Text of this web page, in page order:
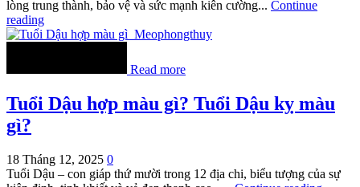
lòng trung thành, bảo vệ và sức mạnh kiên cường... Continue
reading
Read more
Tuổi Dậu hợp màu gì? Tuổi Dậu kỵ màu
gì?
18 Tháng 12, 2025 0
Tuổi Dậu – con giáp thứ mười trong 12 địa chi, biểu tượng của sự